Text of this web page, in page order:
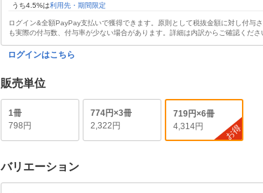
うち4.5%は利用先・期間限定
ログイン&全額PayPay支払いで獲得できます。原則として税抜金額に対し付与
も実際の付与数、付与率が少ない場合があります。詳細は内訳からご確認くださ
ログインはこちら
販売単位
1冊
798円
774円×3冊
2,322円
719円×6冊
4,314円
お得
バリエーション